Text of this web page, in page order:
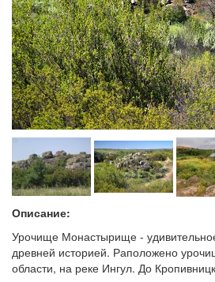
Описание:
Урочище Монастырище -
древней историей. Раположено
области, на реке Ингул. До